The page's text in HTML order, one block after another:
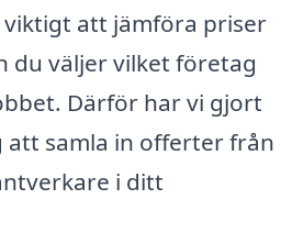
att jämföra priser
du väljer vilket företag
Därför har vi gjort
att samla in offerter från
i ditt